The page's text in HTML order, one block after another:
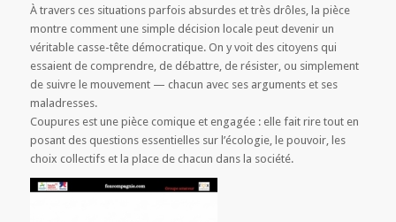
À travers ces situations parfois absurdes et très drôles, la pièce
montre comment une simple décision locale peut devenir un
véritable casse-tête démocratique. On y voit des citoyens qui
essaient de comprendre, de débattre, de résister, ou simplement
de suivre le mouvement — chacun avec ses arguments et ses
maladresses.
Coupures est une pièce comique et engagée : elle fait rire tout en
posant des questions essentielles sur l’écologie, le pouvoir, les
choix collectifs et la place de chacun dans la société.